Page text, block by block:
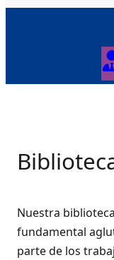
Nuestra
fundamental
parte de los